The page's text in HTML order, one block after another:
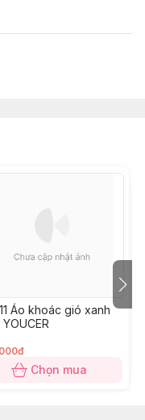
Áo khoác gió xanh
Chọn mua